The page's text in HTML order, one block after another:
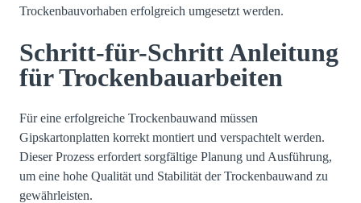
Trockenbauvorhaben erfolgreich umgesetzt werden.
Schritt-für-Schritt Anleitung
für Trockenbauarbeiten
Für eine erfolgreiche Trockenbauwand müssen
Gipskartonplatten korrekt montiert und verspachtelt werden.
Dieser Prozess erfordert sorgfältige Planung und Ausführung,
um eine hohe Qualität und Stabilität der Trockenbauwand zu
gewährleisten.